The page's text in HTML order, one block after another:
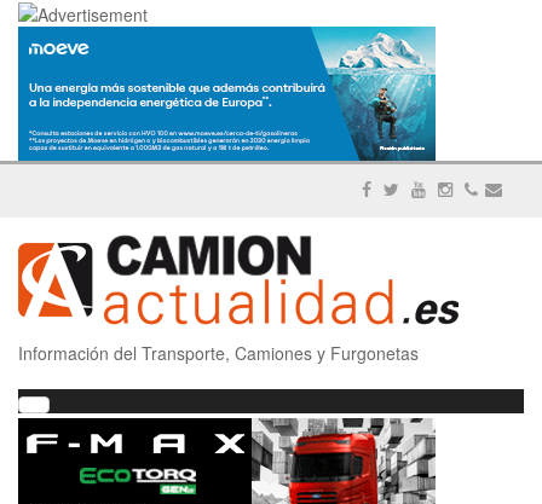
Información del Transporte, Camiones y Furgonetas